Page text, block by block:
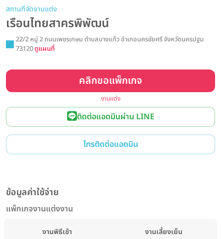
สถานที่จัดงานแต่ง
เรือนไทยสาครพิพัฒน์
22/2 หมู่ 2 ถนนเพชรเกษม ตำบลบางแก้ว อำเภอนครชัยศรี จังหวัดนครปฐม
73120ดูแผนที่
คลิกขอแพ็กเกจ
งานแต่ง
ติดต่อแอดมินผ่าน LINE
โทรติดต่อแอดมิน
ข้อมูลค่าใช้จ่าย
แพ็กเกจงานแต่งงาน
งานพิธีเช้า
งานเลี้ยงเย็น